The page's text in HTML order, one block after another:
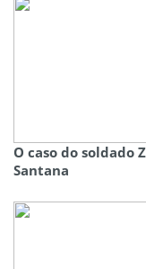
O caso do soldado
Santana